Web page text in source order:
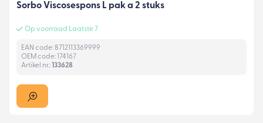
Sorbo Viscosespons L pak a 2 stuks
Op voorraad Laatste 7
EAN code: 8712113369999
OEM code: 174167
Artikel nr.:133628